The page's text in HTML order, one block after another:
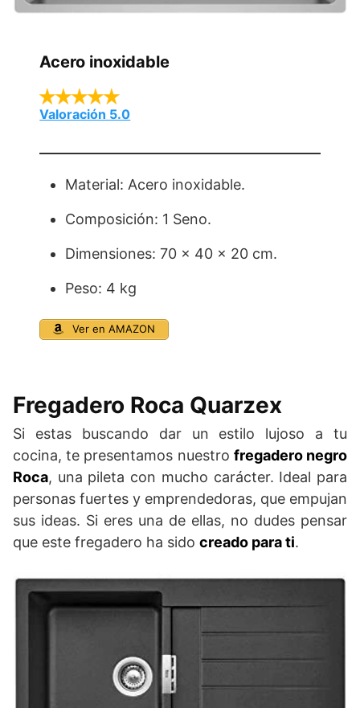
Acero inoxidable
Valoración 5.0
Material: Acero inoxidable.
Composición: 1 Seno.
Dimensiones: 70 x 40 x 20 cm.
Peso: 4 kg
Ver en AMAZON
Fregadero Roca Quarzex
Si estas buscando dar un estilo lujoso a tu
cocina, te presentamos nuestro fregadero negro
Roca, una pileta con mucho carácter. Ideal para
personas fuertes y emprendedoras, que empujan
sus ideas. Si eres una de ellas, no dudes pensar
que este fregadero ha sido creado para ti.